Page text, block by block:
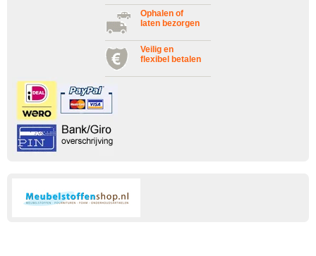
Ophalen of
laten bezorgen
Veilig en
flexibel betalen